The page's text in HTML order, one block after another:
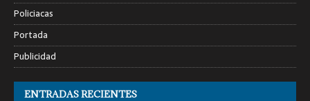
Policiacas
Portada
Publicidad
ENTRADAS RECIENTES